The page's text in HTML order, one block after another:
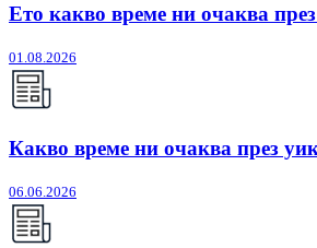
Ето какво време ни очаква
01.08.2026
Какво време ни очаква през
06.06.2026